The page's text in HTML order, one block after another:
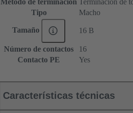
Método de terminación Terminación de
Tipo
Macho
Tamaño 16 B
Número de contactos
16
Contacto PE
Yes
Características técnicas